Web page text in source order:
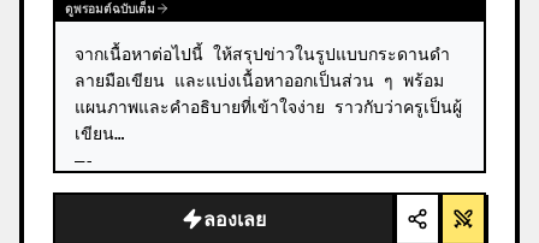
ดูพรอมต์ฉบับเต็ม
จากเนื้อหาต่อไปนี้ ให้สรุปข่าวในรูปแบบกระดานดำ
ลายมือเขียน และแบ่งเนื้อหาออกเป็นส่วน ๆ พร้อม
แผนภาพและคำอธิบายที่เข้าใจง่าย ราวกับว่าครูเป็นผู้
เขียน
—-
ลองเลย